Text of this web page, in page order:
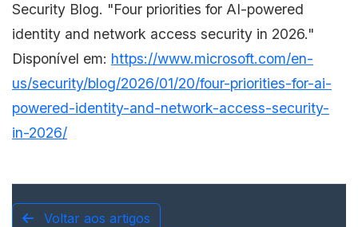
Security Blog. "Four priorities for AI-powered
identity and network access security in 2026."
Disponível em: https://www.microsoft.com/en-
us/security/blog/2026/01/20/four-priorities-for-ai-
powered-identity-and-network-access-security-
in-2026/
Voltar aos artigos